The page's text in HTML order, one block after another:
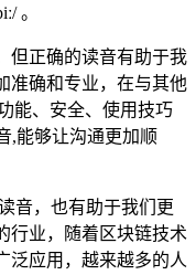
。
但正确的读音有助于我
准确和专业，在与其他
能、安全、使用技巧
,能够让沟通更加顺
音，也有助于我们更
行业，随着区块链技术
泛应用，越来越多的人